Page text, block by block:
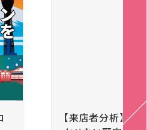
を活用した店舗運営に欠